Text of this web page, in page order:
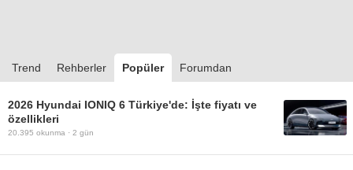
Trend Rehberler Popüler Forumdan
2026 Hyundai IONIQ 6 Türkiye'de: İşte fiyatı ve
özellikleri
20.395 okunma · 2 gün